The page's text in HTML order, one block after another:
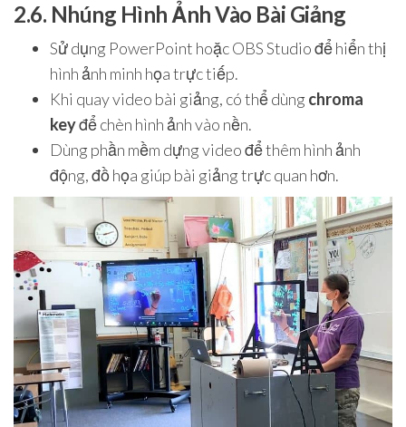
2.6. Nhúng Hình Ảnh Vào Bài Giảng
Sử dụng PowerPoint hoặc OBS Studio để hiển thị
hình ảnh minh họa trực tiếp.
Khi quay video bài giảng, có thể dùng chroma
keyđể chèn hình ảnh vào nền.
Dùng phần mềm dựng video để thêm hình ảnh
động, đồ họa giúp bài giảng trực quan hơn.